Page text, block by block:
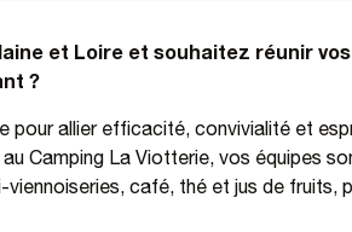
et Loire et souhaitez réunir vos
?
pour allier efficacité, convivialité et
Camping La Viotterie, vos équipes
café, thé et jus de fruits,